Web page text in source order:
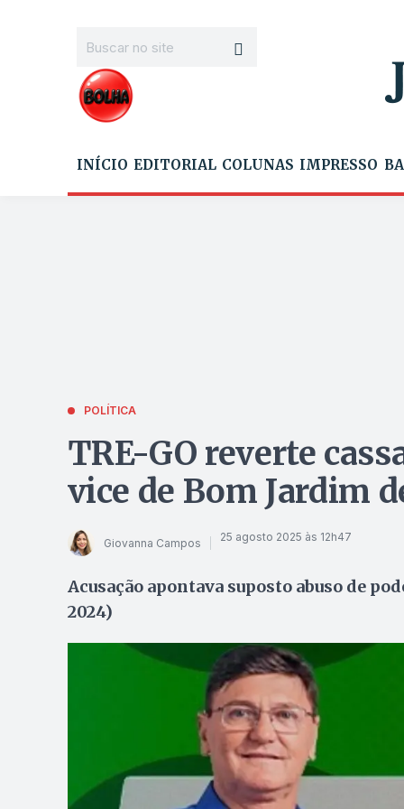
INÍCIO EDITORIAL COLUNAS IMPRESSO
POLÍTICA
TRE-GO reverte
vice de Bom Jardim
Giovanna Campos 25 agosto 2025 às 12h47
Acusação apontava suposto abuso de
2024)